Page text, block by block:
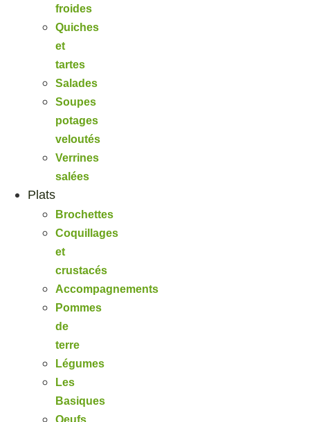
froides
Quiches
et
tartes
Salades
Soupes
potages
veloutés
Verrines
salées
Plats
Brochettes
Coquillages
et
crustacés
Accompagnements
Pommes
de
terre
Légumes
Les
Basiques